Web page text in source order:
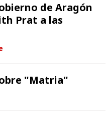
de Aragón
Prat a las
"Matria"